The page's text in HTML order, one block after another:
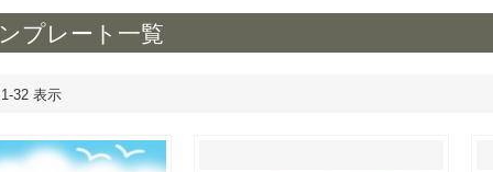
プレート一覧
32 表示